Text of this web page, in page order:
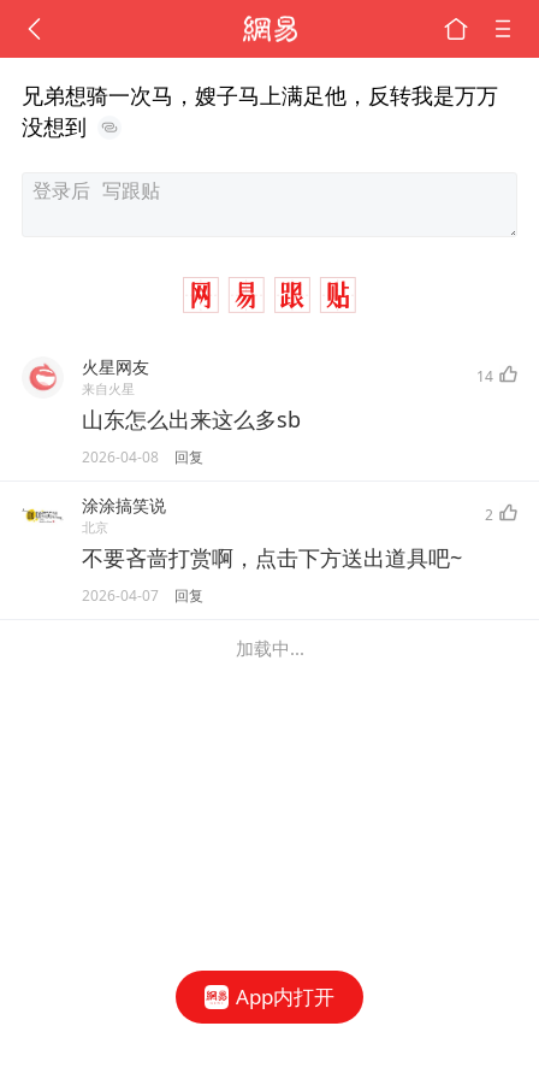
兄弟想骑一次马，嫂子马上满足他，反转我是万万
没想到
火星网友
来自火星
14
山东怎么出来这么多sb
2026-04-08 回复
涂涂搞笑说
北京
2
不要吝啬打赏啊，点击下方送出道具吧~
2026-04-07 回复
加载中...
App内打开